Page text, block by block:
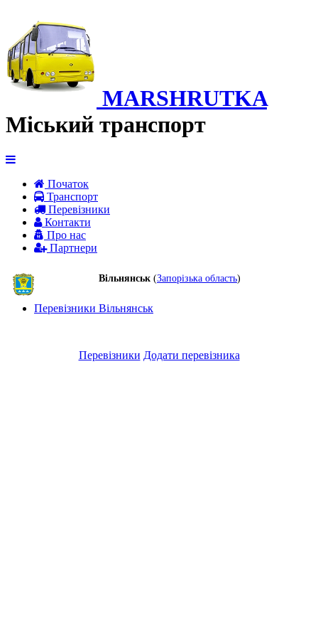
MARSHRUTKA
Міський транспорт
Початок
Транспорт
Перевiзники
Контакти
Про нас
Партнери
Вільнянськ (Запорізька область)
Перевізники Вільнянськ
Перевізники Додати перевізника